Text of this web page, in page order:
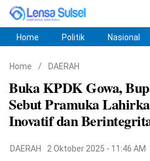
Home Politik Nasional
Home / DAERAH
Buka KPDK Gowa,
Sebut Pramuka
Inovatif dan
DAERAH
2 Oktober 2025 - 11:46 AM